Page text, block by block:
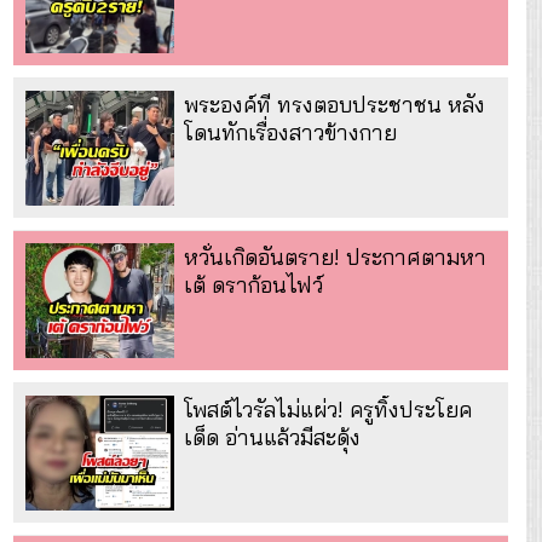
พระองค์ที ทรงตอบประชาชน หลัง
โดนทักเรื่องสาวข้างกาย
หวั่นเกิดอันตราย! ประกาศตามหา
เต้ ดราก้อนไฟว์
โพสต์ไวรัลไม่แผ่ว! ครูทิ้งประโยค
เด็ด อ่านแล้วมีสะดุ้ง